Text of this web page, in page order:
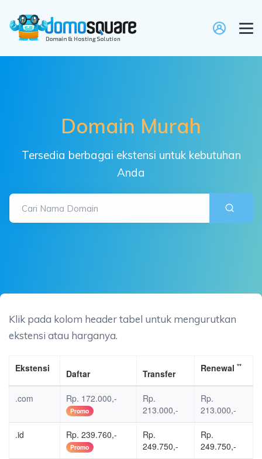
Domain Murah
Tersedia berbagai ekstensi untuk kebutuhan
Anda
Cari Nama Domain
Klik pada kolom header tabel untuk mengurutkan
ekstensi atau harganya.
Ekstensi Daftar Transfer Renewal **
.com Rp. 172.000,-
Promo
Rp.
213.000,-
Rp.
213.000,-
.id Rp. 239.760,-
Promo
Rp.
249.750,-
Rp.
249.750,-